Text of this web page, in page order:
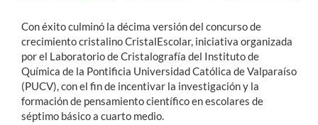
Con éxito culminó la décima versión del concurso de
crecimiento cristalino CristalEscolar, iniciativa organizada
por el Laboratorio de Cristalografía del Instituto de
Química de la Pontificia Universidad Católica de Valparaíso
(PUCV), con el fin de incentivar la investigación y la
formación de pensamiento científico en escolares de
séptimo básico a cuarto medio.